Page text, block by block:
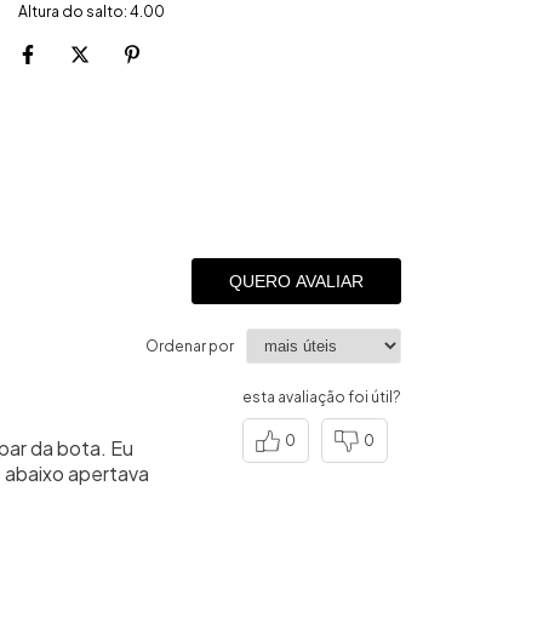
Altura do salto: 4.00
QUERO AVALIAR
Ordenar por
da bota. Eu
apertava
esta avaliação foi útil?
0 0